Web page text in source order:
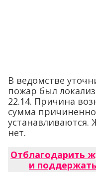
В ведомстве
пожар был
22.14. Причина
сумма
устанавливаются.
нет.
Отблагодарить
и